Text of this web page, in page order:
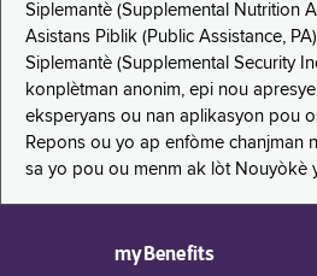
Siplemantè (Supplemental Nutrition
Asistans Piblik (Public Assistance,
Siplemantè (Supplemental Security
konplètman anonim, epi nou
eksperyans ou nan aplikasyon pou
Repons ou yo ap enfòme chanjman
sa yo pou ou menm ak lòt Nouyòkè
myBenefits